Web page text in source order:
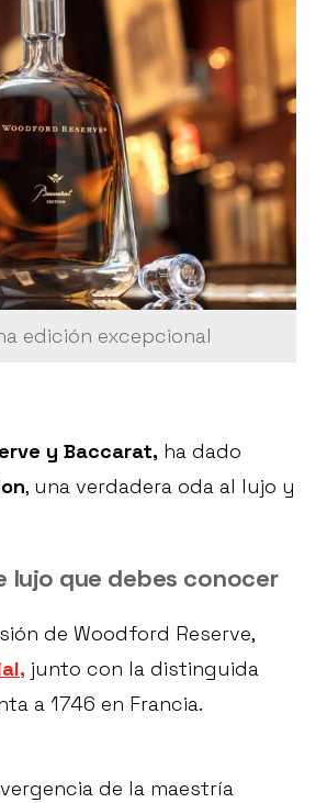
edición excepcional
y Baccarat, ha dado
, una verdadera oda al lujo y
lujo que debes conocer
de Woodford Reserve,
junto con la distinguida
a 1746 en Francia.
de la maestría